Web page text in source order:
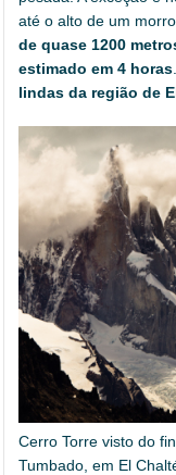
até o alto de um
de quase 1200
estimado em 4 horas
lindas da região de
Cerro Torre visto do
Tumbado, em El